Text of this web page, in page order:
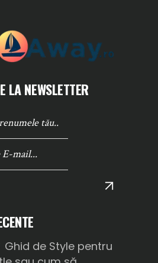
LA NEWSLETTER
Ghid de Style pentru